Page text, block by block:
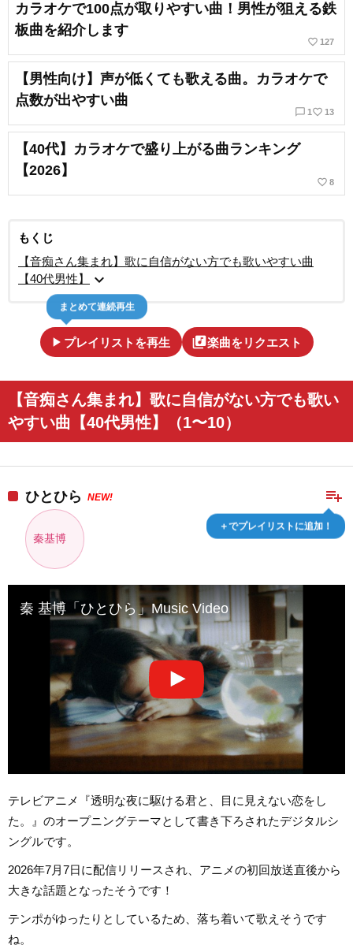
カラオケで100点が取りやすい曲！男性が狙える鉄
板曲を紹介します
favorite_border 127
【男性向け】声が低くても歌える曲。カラオケで
点数が出やすい曲
chat_bubble_outline 1 favorite_border 13
【40代】カラオケで盛り上がる曲ランキング
【2026】
favorite_border 8
もくじ
【音痴さん集まれ】歌に自信がない方でも歌いやすい曲
【40代男性】
expand_more
play_arrow プレイリストを再生
まとめて連続再生
library_music楽曲をリクエスト
【音痴さん集まれ】歌に自信がない方でも歌い
やすい曲【40代男性】（1〜10）
playlist_add
＋でプレイリストに追加！
ひとひら NEW!
秦基博
秦 基博「ひとひら」Music Video
テレビアニメ『透明な夜に駆ける君と、目に見えない恋をし
た。』のオープニングテーマとして書き下ろされたデジタルシ
ングルです。
2026年7月7日に配信リリースされ、アニメの初回放送直後から
大きな話題となったそうです！
テンポがゆったりとしているため、落ち着いて歌えそうです
ね。